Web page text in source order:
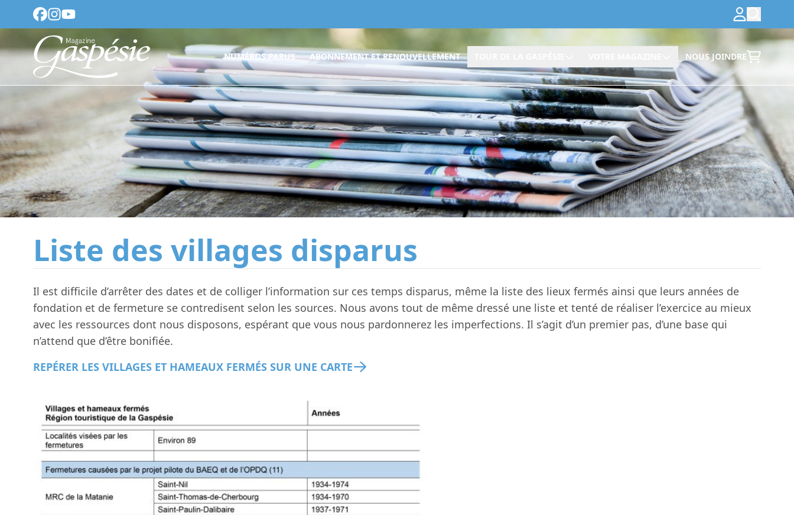
NUMÉROS PARUS ABONNEMENT ET RENOUVELLEMENT NOUS JOINDRE
Liste des villages disparus
Il est difficile d’arrêter des dates et de colliger l’information sur ces temps disparus, même la liste des lieux fermés ainsi que leurs années de
fondation et de fermeture se contredisent selon les sources. Nous avons tout de même dressé une liste et tenté de réaliser l’exercice au mieux
avec les ressources dont nous disposons, espérant que vous nous pardonnerez les imperfections. Il s’agit d’un premier pas, d’une base qui
n’attend que d’être bonifiée.
REPÉRER LES VILLAGES ET HAMEAUX FERMÉS SUR UNE CARTE